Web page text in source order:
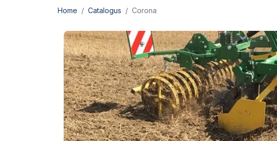
Home Catalogus Corona